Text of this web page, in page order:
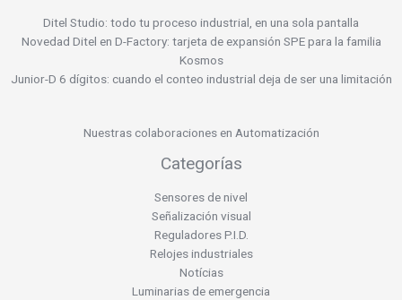
Ditel Studio: todo tu proceso industrial, en una sola pantalla
Novedad Ditel en D-Factory: tarjeta de expansión SPE para la familia
Kosmos
Junior-D 6 dígitos: cuando el conteo industrial deja de ser una limitación
Nuestras colaboraciones en Automatización
Categorías
Sensores de nivel
Señalización visual
Reguladores P.I.D.
Relojes industriales
Notícias
Luminarias de emergencia